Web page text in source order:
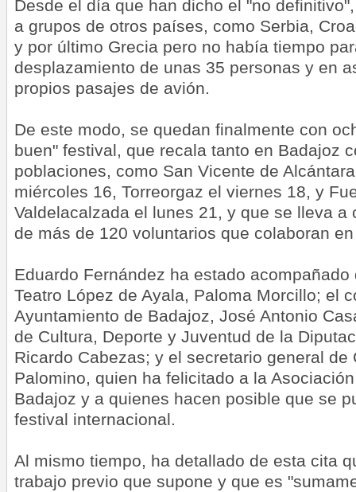
Desde el día que han dicho el "no
a grupos de otros países, como Serbia,
y por último Grecia pero no había tiempo
desplazamiento de unas 35 personas y en
propios pasajes de avión.
De este modo, se quedan finalmente con
buen" festival, que recala tanto en Badajoz
poblaciones, como San Vicente de
miércoles 16, Torreorgaz el viernes 18, y
Valdelacalzada el lunes 21, y que se lleva a
de más de 120 voluntarios que colaboran
Eduardo Fernández ha estado
Teatro López de Ayala, Paloma Morcillo; el
Ayuntamiento de Badajoz, José Antonio
de Cultura, Deporte y Juventud de la
Ricardo Cabezas; y el secretario general de
Palomino, quien ha felicitado a la
Badajoz y a quienes hacen posible que se
festival internacional.
Al mismo tiempo, ha detallado de esta cita
trabajo previo que supone y que es